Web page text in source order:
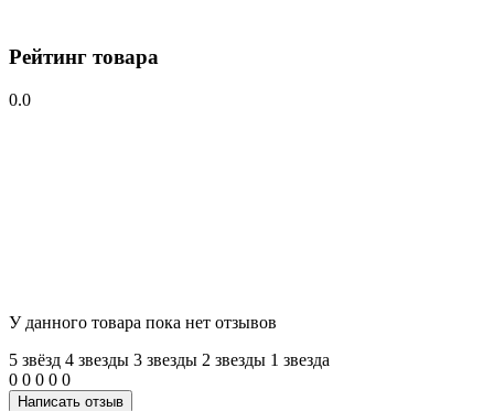
Рейтинг товара
0.0
У данного товара пока нет отзывов
5 звёзд 4 звeзды 3 звeзды 2 звeзды 1 звeзда
0 0 0 0 0
Написать отзыв